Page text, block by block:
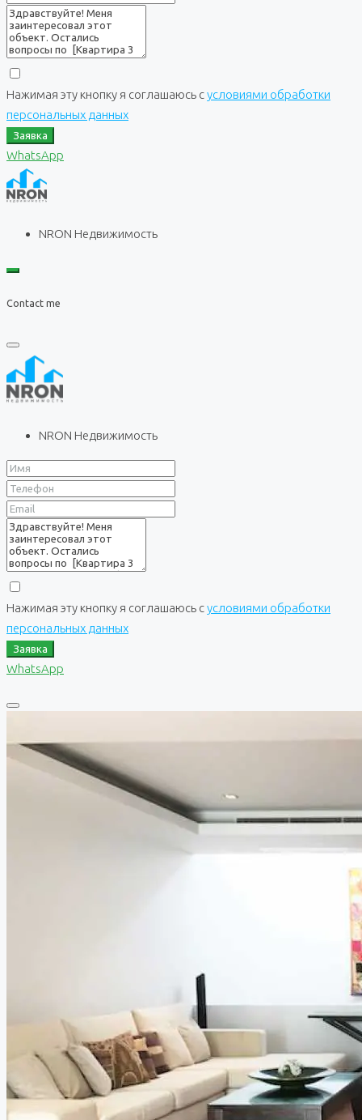
Нажимая эту кнопку я соглашаюсь сусловиями обработки
персональных данных
Заявка
WhatsApp
NRON Недвижимость
Contact me
NRON Недвижимость
Нажимая эту кнопку я соглашаюсь сусловиями обработки
персональных данных
Заявка
WhatsApp